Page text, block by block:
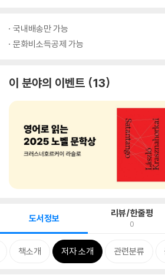
국내배송만 가능
문화비소득공제 가능
이 분야의 이벤트 13
도서정보 리뷰/한줄평
0
책소개 저자 소개 관련분류